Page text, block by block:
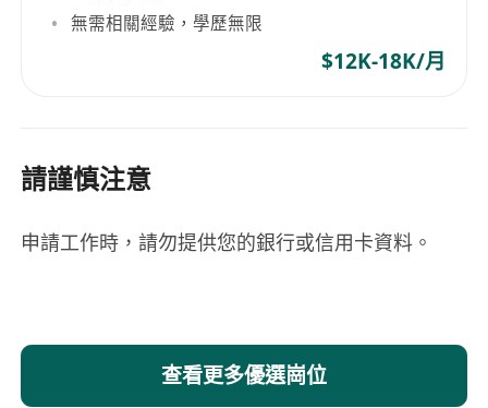
無需相關經驗，學歷無限
$12K-18K/月
請謹慎注意
申請工作時，請勿提供您的銀行或信用卡資料。
查看更多優選崗位